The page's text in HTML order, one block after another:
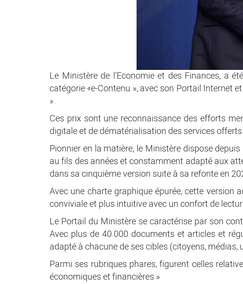
Le Ministère de l’Economie et des Finances, a
catégorie «e-Contenu », avec son Portail Internet
».
Ces prix sont une reconnaissance des efforts
digitale et de dématérialisation des services
Pionnier en la matière, le Ministère dispose
au fils des années et constamment adapté aux
dans sa cinquième version suite à sa refonte en
Avec une charte graphique épurée, cette version
conviviale et plus intuitive avec un confort de
Le Portail du Ministère se caractérise par son
Avec plus de 40.000 documents et articles et
adapté à chacune de ses cibles (citoyens,
Parmi ses rubriques phares, figurent celles
économiques et financières »